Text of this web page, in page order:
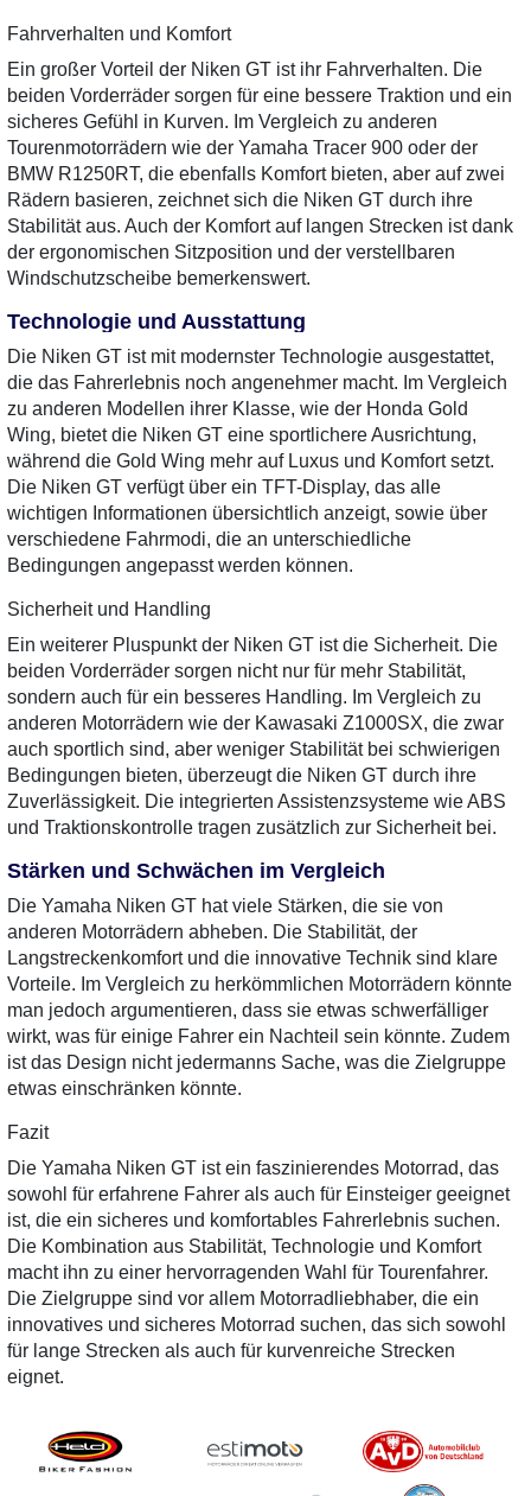
Fahrverhalten und Komfort
Ein großer Vorteil der Niken GT ist ihr Fahrverhalten. Die
beiden Vorderräder sorgen für eine bessere Traktion und ein
sicheres Gefühl in Kurven. Im Vergleich zu anderen
Tourenmotorrädern wie der Yamaha Tracer 900 oder der
BMW R1250RT, die ebenfalls Komfort bieten, aber auf zwei
Rädern basieren, zeichnet sich die Niken GT durch ihre
Stabilität aus. Auch der Komfort auf langen Strecken ist dank
der ergonomischen Sitzposition und der verstellbaren
Windschutzscheibe bemerkenswert.
Technologie und Ausstattung
Die Niken GT ist mit modernster Technologie ausgestattet,
die das Fahrerlebnis noch angenehmer macht. Im Vergleich
zu anderen Modellen ihrer Klasse, wie der Honda Gold
Wing, bietet die Niken GT eine sportlichere Ausrichtung,
während die Gold Wing mehr auf Luxus und Komfort setzt.
Die Niken GT verfügt über ein TFT-Display, das alle
wichtigen Informationen übersichtlich anzeigt, sowie über
verschiedene Fahrmodi, die an unterschiedliche
Bedingungen angepasst werden können.
Sicherheit und Handling
Ein weiterer Pluspunkt der Niken GT ist die Sicherheit. Die
beiden Vorderräder sorgen nicht nur für mehr Stabilität,
sondern auch für ein besseres Handling. Im Vergleich zu
anderen Motorrädern wie der Kawasaki Z1000SX, die zwar
auch sportlich sind, aber weniger Stabilität bei schwierigen
Bedingungen bieten, überzeugt die Niken GT durch ihre
Zuverlässigkeit. Die integrierten Assistenzsysteme wie ABS
und Traktionskontrolle tragen zusätzlich zur Sicherheit bei.
Stärken und Schwächen im Vergleich
Die Yamaha Niken GT hat viele Stärken, die sie von
anderen Motorrädern abheben. Die Stabilität, der
Langstreckenkomfort und die innovative Technik sind klare
Vorteile. Im Vergleich zu herkömmlichen Motorrädern könnte
man jedoch argumentieren, dass sie etwas schwerfälliger
wirkt, was für einige Fahrer ein Nachteil sein könnte. Zudem
ist das Design nicht jedermanns Sache, was die Zielgruppe
etwas einschränken könnte.
Fazit
Die Yamaha Niken GT ist ein faszinierendes Motorrad, das
sowohl für erfahrene Fahrer als auch für Einsteiger geeignet
ist, die ein sicheres und komfortables Fahrerlebnis suchen.
Die Kombination aus Stabilität, Technologie und Komfort
macht ihn zu einer hervorragenden Wahl für Tourenfahrer.
Die Zielgruppe sind vor allem Motorradliebhaber, die ein
innovatives und sicheres Motorrad suchen, das sich sowohl
für lange Strecken als auch für kurvenreiche Strecken
eignet.